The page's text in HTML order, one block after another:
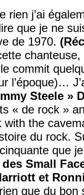
rien j’ai
que je ne
de 1970.
commit
l’époque)…
Steele »
« de rock »
with the
du rock.
que
Small
et
que du